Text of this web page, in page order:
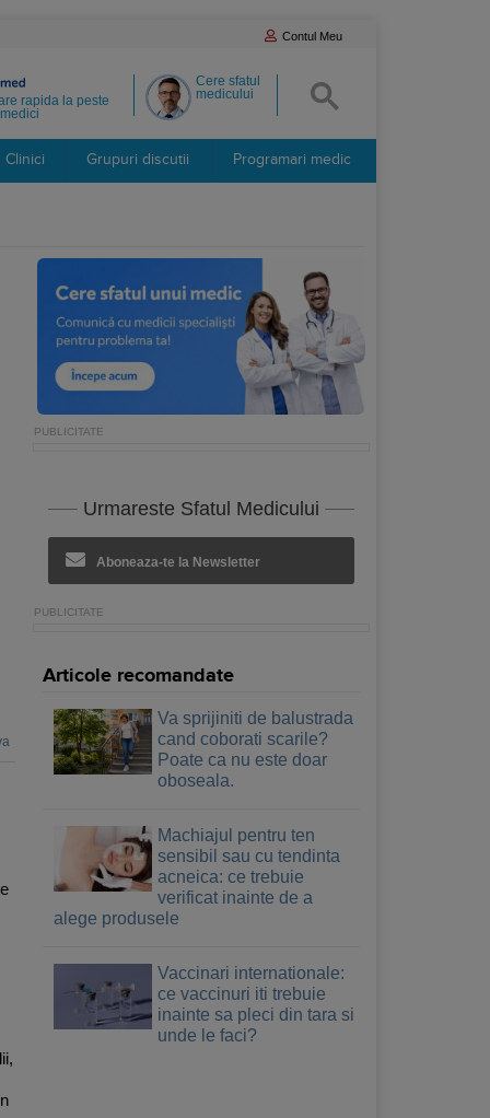
Contul Meu
Cere sfatul
medicului
rapida la peste
Clinici Grupuri discutii Programari medic
Urmareste Sfatul Medicului
Aboneaza-te la Newsletter
Articole recomandate
Va sprijiniti de balustrada
cand coborati scarile?
Poate ca nu este doar
oboseala.
Machiajul pentru ten
sensibil sau cu tendinta
acneica: ce trebuie
verificat inainte de a
alege produsele
Vaccinari internationale:
ce vaccinuri iti trebuie
inainte sa pleci din tara si
unde le faci?